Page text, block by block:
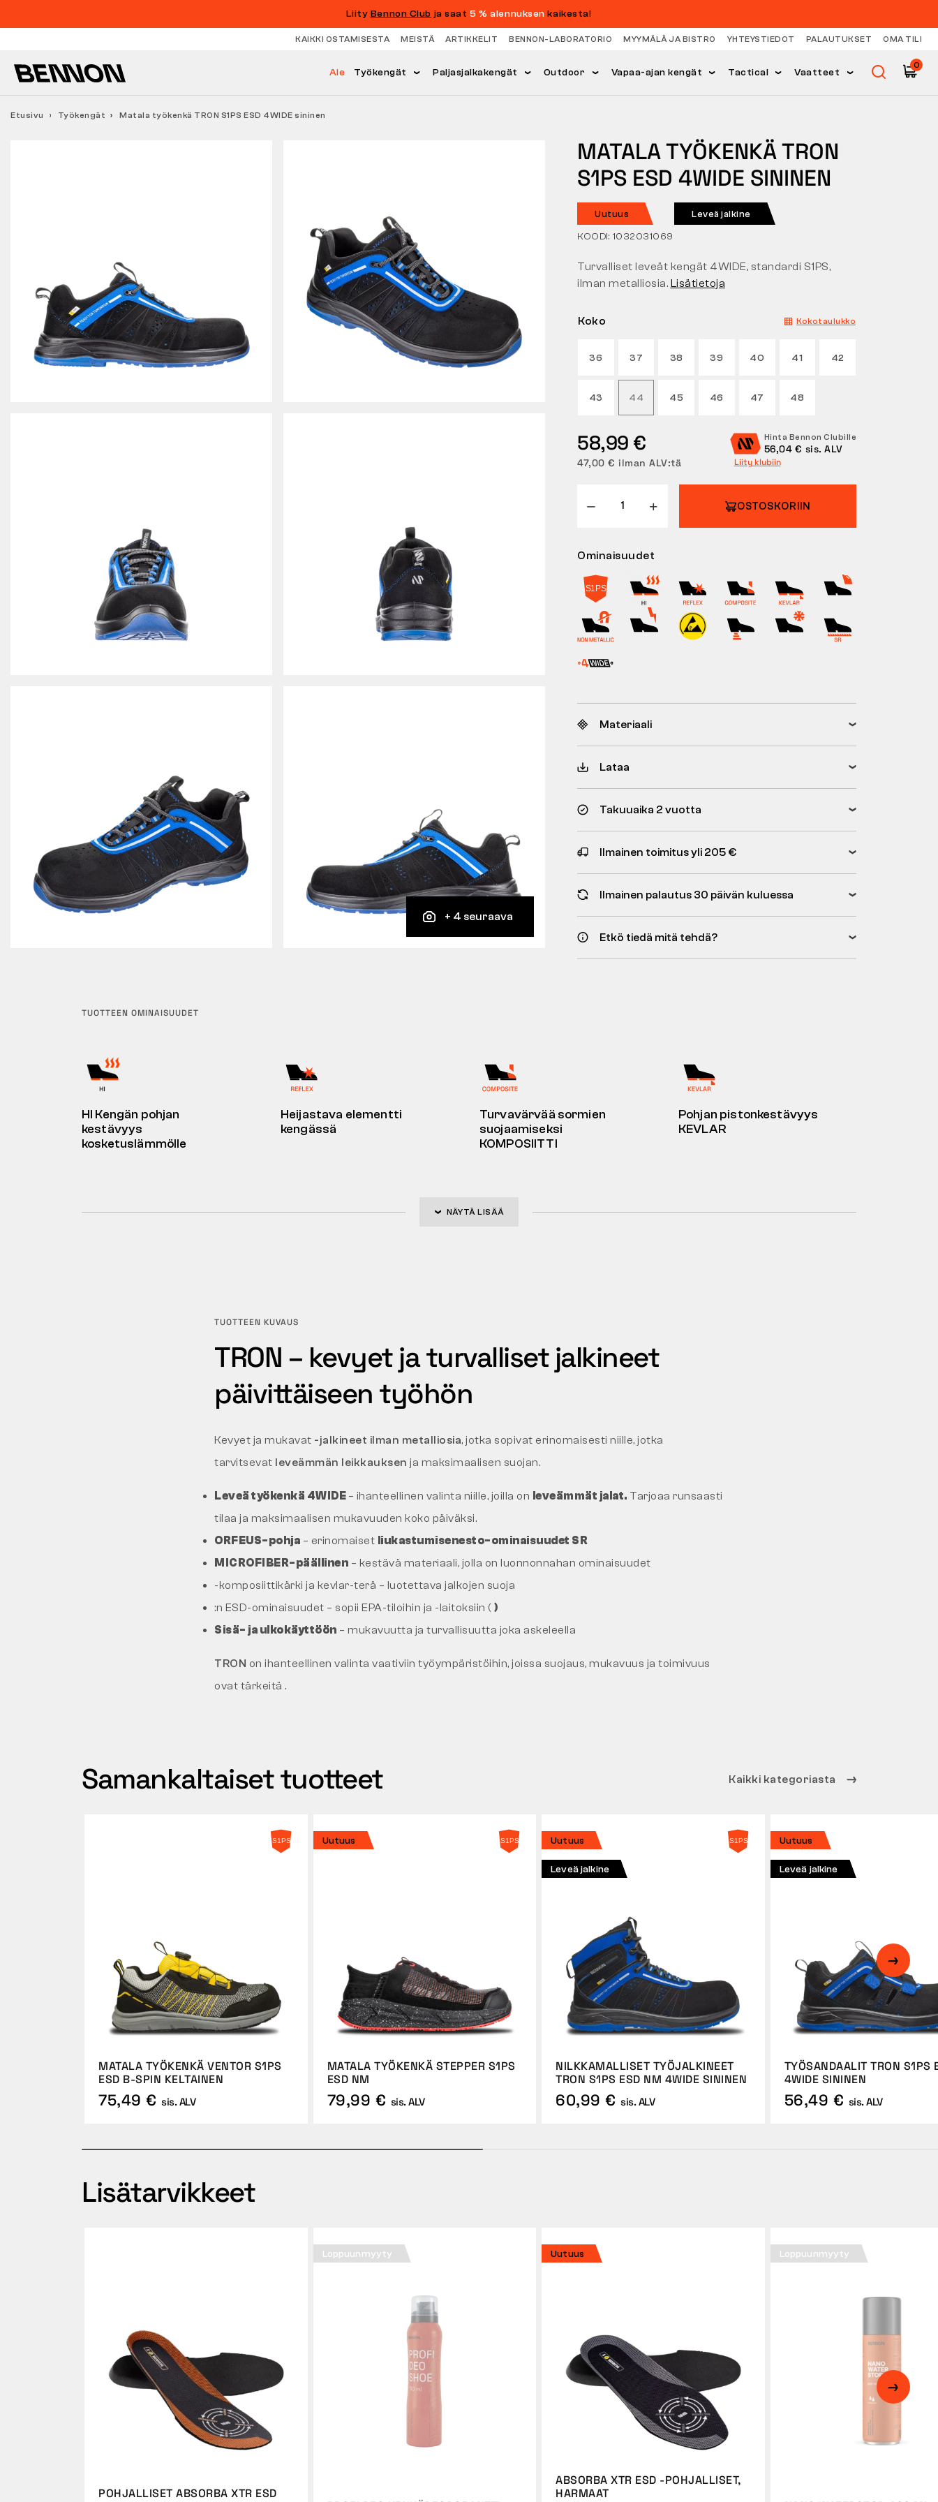
Liity Bennon Club ja saat5 % alennuksen kaikesta!
KAIKKI OSTAMISESTA MEISTÄ ARTIKKELIT BENNON-LABORATORIO MYYMÄLÄ JA BISTRO YHTEYSTIEDOT PALAUTUKSET OMA TILI
Ale Työkengät Paljasjalkakengät Outdoor Vapaa-ajan kengät Tactical Vaatteet
0
Etusivu Työkengät Matala työkenkä TRON S1PS ESD 4WIDE sininen
+ 4 seuraava
MATALA TYÖKENKÄ TRON
S1PS ESD 4WIDE SININEN
Uutuus Leveä jalkine
KOODI: 1032031069
Koko Kokotaulukko
36 37 38 39 40 41 42
43 44 45 46 47 48
58,99 €
47,00 € ilman ALV:tä
Hinta Bennon Clubille
56,04 € sis. ALV
Liity klubiin
OSTOSKORIIN
Ominaisuudet
Turvalliset leveät kengät 4WIDE, standardi S1PS,
ilman metalliosia. Lisätietoja
Materiaali
Lataa
Takuuaika 2 vuotta
Ilmainen toimitus yli 205 €
Ilmainen palautus 30 päivän kuluessa
Etkö tiedä mitä tehdä?
TUOTTEEN OMINAISUUDET
HI Kengän pohjan
kestävyys
kosketuslämmölle
Heijastava elementti
kengässä
Turvavärvää sormien
suojaamiseksi
KOMPOSIITTI
Pohjan pistonkestävyys
KEVLAR
NÄYTÄ LISÄÄ
TUOTTEEN KUVAUS
TRON – kevyet ja turvalliset jalkineet
päivittäiseen työhön
Kevyet ja mukavat -jalkineet ilman metalliosia, jotka sopivat erinomaisesti niille, jotka
tarvitsevat leveämmän leikkauksen ja maksimaalisen suojan.
Leveä työkenkä 4WIDE – ihanteellinen valinta niille, joilla on leveämmät jalat. Tarjoaa runsaasti
tilaa ja maksimaalisen mukavuuden koko päiväksi.
ORFEUS-pohja – erinomaiset liukastumisenesto-ominaisuudet SR
MICROFIBER-päällinen – kestävä materiaali, jolla on luonnonnahan ominaisuudet
-komposiittikärki ja kevlar-terä – luotettava jalkojen suoja
:n ESD-ominaisuudet – sopii EPA-tiloihin ja -laitoksiin ( )
Sisä- ja ulkokäyttöön – mukavuutta ja turvallisuutta joka askeleella
TRON on ihanteellinen valinta vaativiin työympäristöihin, joissa suojaus, mukavuus ja toimivuus
ovat tärkeitä .
Samankaltaiset tuotteet Kaikki kategoriasta
MATALA TYÖKENKÄ VENTOR S1PS
ESD B-SPIN KELTAINEN
75,49 € sis. ALV
Uutuus
MATALA TYÖKENKÄ STEPPER S1PS
ESD NM
79,99 € sis. ALV
Uutuus
Leveä jalkine
NILKKAMALLISET TYÖJALKINEET
TRON S1PS ESD NM 4WIDE SININEN
60,99 € sis. ALV
Uutuus
Leveä jalkine
TYÖSANDAALIT TRON S1PS
4WIDE SININEN
56,49 € sis. ALV
Lisätarvikkeet
POHJALLISET ABSORBA XTR ESD
Loppuunmyyty Uutuus
ABSORBA XTR ESD -POHJALLISET,
HARMAAT
Loppuunmyyty